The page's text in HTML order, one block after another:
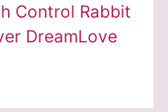
Control Rabbit
DreamLove